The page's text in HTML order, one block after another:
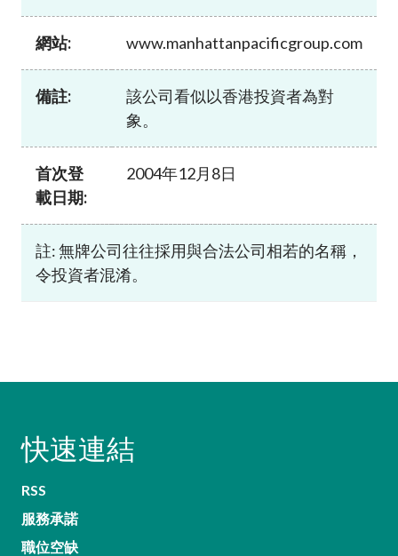
網站: www.manhattanpacificgroup.com
備註:
該公司看似以香港投資者為對
象。
首次登
載日期:
2004年12月8日
註: 無牌公司往往採用與合法公司相若的名稱，
令投資者混淆。
快速連結
RSS
服務承諾
職位空缺